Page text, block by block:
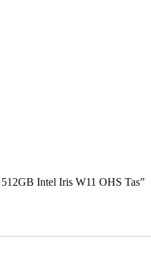
Intel Iris W11 OHS Tas”